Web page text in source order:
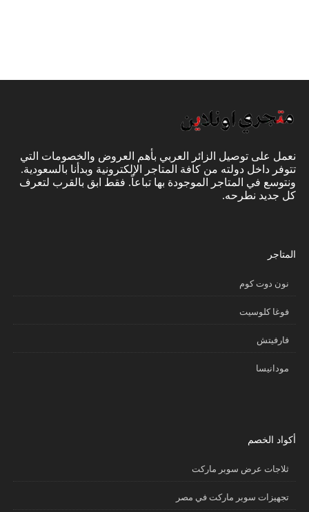
نعمل على توصيل الزائر العربي بأهم العروض والخصومات التي
تتوفر داخل دولته من كافة المتاجر الإلكترونية وبدأنا بالسعودية.
ونتوسع في المتاجر الموجودة بها تباعاً. فقط ابق بالقرب لتعرف
كل جديد نطرحه.
المتاجر
نون دوت كوم
فوغا كلوسيت
فارفيتش
مودانيسا
أكواد الخصم
ثلاجات عرض سوبر ماركت
تجهيزات سوبر ماركت في مصر